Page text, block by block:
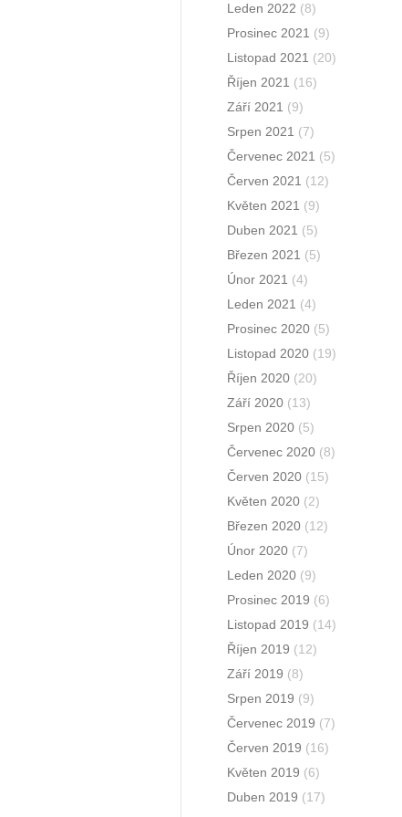
Leden 2022 (8)
Prosinec 2021 (9)
Listopad 2021 (20)
Říjen 2021 (16)
Září 2021 (9)
Srpen 2021 (7)
Červenec 2021 (5)
Červen 2021 (12)
Květen 2021 (9)
Duben 2021 (5)
Březen 2021 (5)
Únor 2021 (4)
Leden 2021 (4)
Prosinec 2020 (5)
Listopad 2020 (19)
Říjen 2020 (20)
Září 2020 (13)
Srpen 2020 (5)
Červenec 2020 (8)
Červen 2020 (15)
Květen 2020 (2)
Březen 2020 (12)
Únor 2020 (7)
Leden 2020 (9)
Prosinec 2019 (6)
Listopad 2019 (14)
Říjen 2019 (12)
Září 2019 (8)
Srpen 2019 (9)
Červenec 2019 (7)
Červen 2019 (16)
Květen 2019 (6)
Duben 2019 (17)